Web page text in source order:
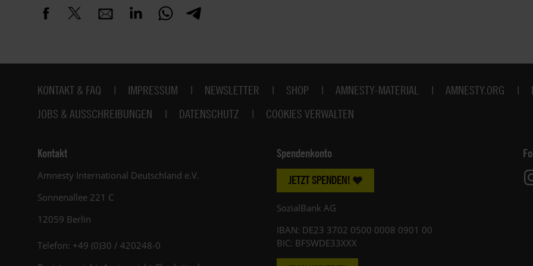
Fußbereich
KONTAKT & FAQ IMPRESSUM NEWSLETTER SHOP AMNESTY-MATERIAL AMNESTY.ORG
JOBS & AUSSCHREIBUNGEN
DATENSCHUTZ COOKIES VERWALTEN
Kontakt
Amnesty International Deutschland e.V.
Sonnenallee 221 C
12059 Berlin
Telefon: +49 (0)30 / 420248-0
Spendenkonto
JETZT SPENDEN!
SozialBank AG
IBAN: DE23 3702 0500 0008 0901 00
BIC: BFSWDE33XXX